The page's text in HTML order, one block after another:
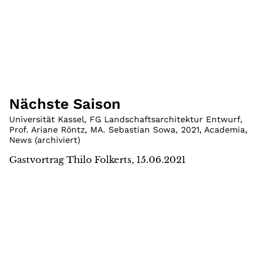
Nächste Saison
Universität Kassel, FG Landschaftsarchitektur Entwurf,
Prof. Ariane Röntz, MA. Sebastian Sowa, 2021, Academia,
News (archiviert)
Gastvortrag Thilo Folkerts, 15.06.2021